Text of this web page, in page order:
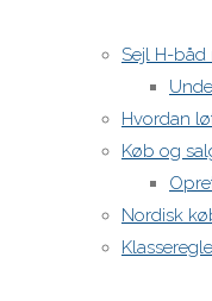
Sejl H-båd
Hvordan
Køb og
Nordisk